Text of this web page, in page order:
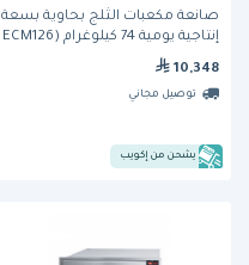
صانعة مكعبات الثلج بحاوية بسعة
إنتاجية يومية 74 كيلوغرام (ECM126
10,348
توصيل مجاني
يشحن من إكويب